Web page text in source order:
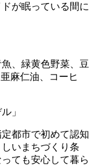
が眠っている間に
、緑黄色野菜、豆
麻仁油、コーヒ
」
都市で初めて認知
いまちづくり条
ても安心して暮ら